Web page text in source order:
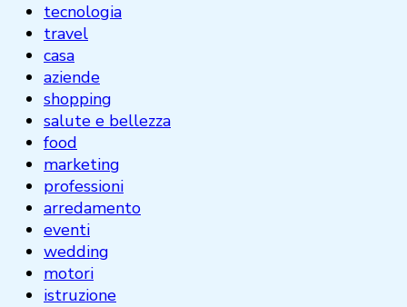
tecnologia
travel
casa
aziende
shopping
salute e bellezza
food
marketing
professioni
arredamento
eventi
wedding
motori
istruzione